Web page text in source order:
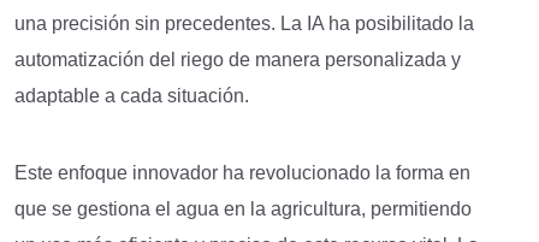
una precisión sin precedentes. La IA ha posibilitado la
automatización del riego de manera personalizada y
adaptable a cada situación.
Este enfoque innovador ha revolucionado la forma en
que se gestiona el agua en la agricultura, permitiendo